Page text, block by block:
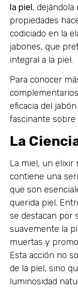
la piel,
propiedades
codiciado en la
jabones, que
integral a la piel.
Para conocer
eficacia del
fascinante sobre
La
La miel, un elixir
contiene una
que son
querida piel.
se destacan por
suavemente la
muertas y
Esta acción no
de la piel, sino
luminosidad